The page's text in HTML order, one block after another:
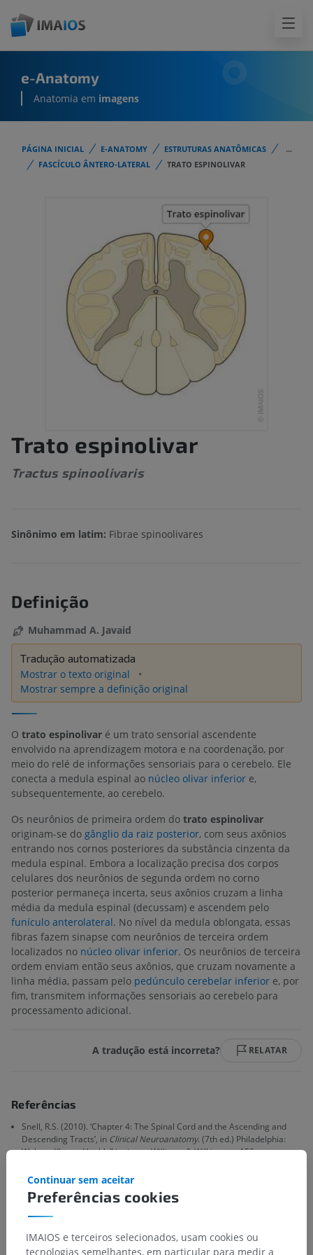
e-Anatomy
Anatomia em imagens
PÁGINA INICIAL E-ANATOMY ESTRUTURAS ANATÔMICAS
...
FASCÍCULO ÂNTERO-LATERAL
TRATO ESPINOLIVAR
Trato espinolivar
Tractus spinoolivaris
Sinônimo em latim: Fibrae spinoolivares
Definição
Muhammad A. Javaid
Tradução automatizada
Mostrar o texto original
Mostrar sempre a definição original
O trato espinolivar é um trato sensorial ascendente
envolvido na aprendizagem motora e na coordenação, por
meio do relé de informações sensoriais para o cerebelo. Ele
conecta a medula espinal ao núcleo olivar inferior e,
subsequentemente, ao cerebelo.
Os neurônios de primeira ordem do trato espinolivar
originam-se do gânglio da raiz posterior, com seus axônios
entrando nos cornos posteriores da substância cinzenta da
medula espinal. Embora a localização precisa dos corpos
celulares dos neurônios de segunda ordem no corno
posterior permaneça incerta, seus axônios cruzam a linha
média da medula espinal (decussam) e ascendem pelo
funículo anterolateral. No nível da medula oblongata, essas
fibras fazem sinapse com neurônios de terceira ordem
localizados no núcleo olivar inferior. Os neurônios de terceira
ordem enviam então seus axônios, que cruzam novamente a
linha média, passam pelo pedúnculo cerebelar inferior e, por
fim, transmitem informações sensoriais ao cerebelo para
processamento adicional.
A tradução está incorreta? RELATAR
Referências
Snell, R.S. (2010). ‘Chapter 4: The Spinal Cord and the Ascending and
Descending Tracts’, in Clinical Neuroanatomy. (7th ed.) Philadelphia:
Wolters Kluwer Health/Lippincott Williams & Wilkins, pp. 152.
Galeria
Preferências cookies
Continuar sem aceitar
IMAIOS e terceiros selecionados, usam cookies ou
tecnologias semelhantes, em particular para medir a